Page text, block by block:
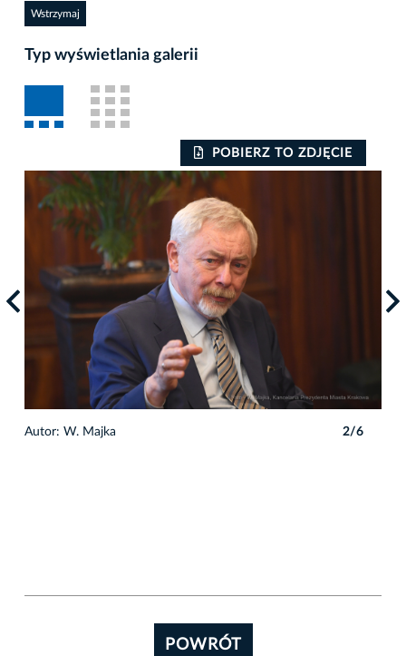
Wstrzymaj
Typ wyświetlania galerii
POBIERZ TO ZDJĘCIE
Autor: W. Majka 2/6
POWRÓT